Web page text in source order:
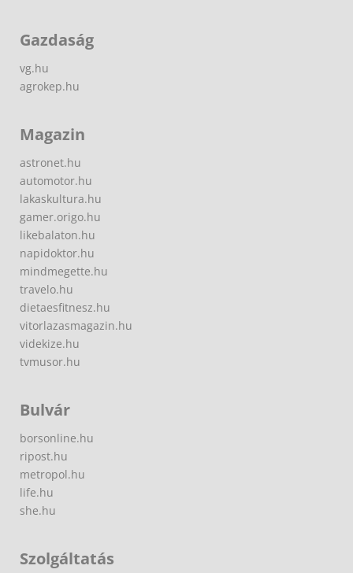
Gazdaság
vg.hu
agrokep.hu
Magazin
astronet.hu
automotor.hu
lakaskultura.hu
gamer.origo.hu
likebalaton.hu
napidoktor.hu
mindmegette.hu
travelo.hu
dietaesfitnesz.hu
vitorlazasmagazin.hu
videkize.hu
tvmusor.hu
Bulvár
borsonline.hu
ripost.hu
metropol.hu
life.hu
she.hu
Szolgáltatás